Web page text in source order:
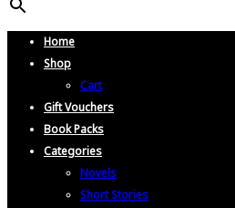
Home
Shop
Cart
Gift Vouchers
Book Packs
Categories
Novels
Short Stories